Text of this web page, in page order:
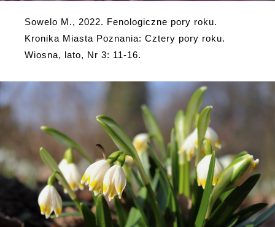
Sowelo M., 2022. Fenologiczne pory roku.
Kronika Miasta Poznania: Cztery pory roku.
Wiosna, lato, Nr 3: 11-16.